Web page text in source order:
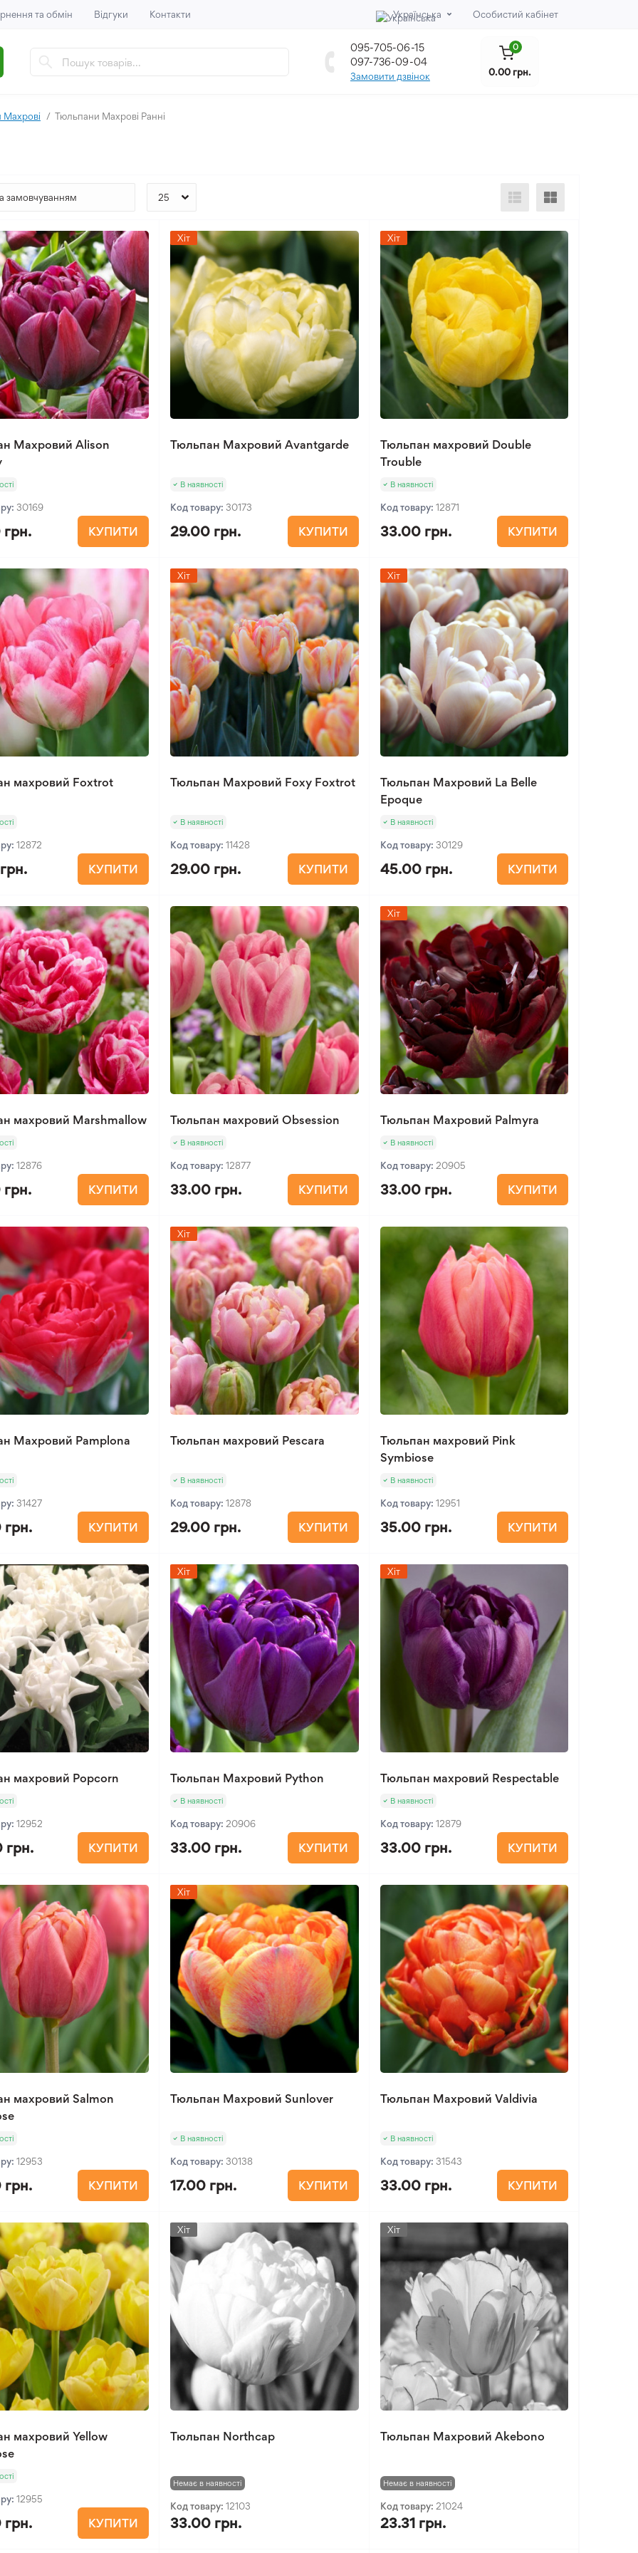
та обмін Відгуки Контакти Українська Особистий кабінет
095-705-06-15
097-736-09-04
Замовити дзвінок
0
0.00 грн.
Махрові Тюльпани Махрові Ранні
Махровий Alison
30169
КУПИТИ
Хіт
Тюльпан Махровий Avantgarde
В наявності
Код товару:30173
29.00 грн. КУПИТИ
Хіт
Тюльпан махровий Double
Trouble
В наявності
Код товару: 12871
33.00 грн. КУПИТИ
махровий Foxtrot
12872
КУПИТИ
Хіт
Тюльпан Махровий Foxy Foxtrot
В наявності
Код товару:11428
29.00 грн. КУПИТИ
Хіт
Тюльпан Махровий La Belle
Epoque
В наявності
Код товару: 30129
45.00 грн. КУПИТИ
махровий Marshmallow
12876
КУПИТИ
Тюльпан махровий Obsession
В наявності
Код товару:12877
33.00 грн. КУПИТИ
Хіт
Тюльпан Махровий Palmyra
В наявності
Код товару: 20905
33.00 грн. КУПИТИ
Махровий Pamplona
31427
КУПИТИ
Хіт
Тюльпан махровий Pescara
В наявності
Код товару:12878
29.00 грн. КУПИТИ
Тюльпан махровий Pink
Symbiose
В наявності
Код товару: 12951
35.00 грн. КУПИТИ
махровий Popcorn
12952
грн. КУПИТИ
Хіт
Тюльпан Махровий Python
В наявності
Код товару: 20906
33.00 грн. КУПИТИ
Хіт
Тюльпан махровий Respectable
В наявності
Код товару: 12879
33.00 грн. КУПИТИ
махровий Salmon
12953
КУПИТИ
Хіт
Тюльпан Махровий Sunlover
В наявності
Код товару:30138
17.00 грн. КУПИТИ
Тюльпан Махровий Valdivia
В наявності
Код товару: 31543
33.00 грн. КУПИТИ
махровий Yellow
12955
КУПИТИ
Хіт
Тюльпан Northcap
Немає в наявності
Код товару:12103
33.00 грн.
Хіт
Тюльпан Махровий Akebono
Немає в наявності
Код товару: 21024
23.31 грн.